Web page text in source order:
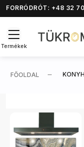
FORRÓDRÓT: +48 32
Termékek
FŐOLDAL